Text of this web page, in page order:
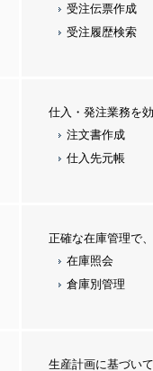
受注伝票作成
受注履歴検索
仕入・発注業務を
注文書作成
仕入先元帳
正確な在庫管理で
在庫照会
倉庫別管理
生産計画に基づい